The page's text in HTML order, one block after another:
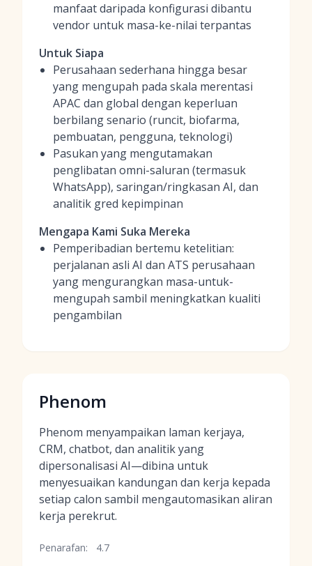
manfaat daripada konfigurasi dibantu
vendor untuk masa-ke-nilai terpantas
Untuk Siapa
Perusahaan sederhana hingga besar
yang mengupah pada skala merentasi
APAC dan global dengan keperluan
berbilang senario (runcit, biofarma,
pembuatan, pengguna, teknologi)
Pasukan yang mengutamakan
penglibatan omni-saluran (termasuk
WhatsApp), saringan/ringkasan AI, dan
analitik gred kepimpinan
Mengapa Kami Suka Mereka
Pemperibadian bertemu ketelitian:
perjalanan asli AI dan ATS perusahaan
yang mengurangkan masa-untuk-
mengupah sambil meningkatkan kualiti
pengambilan
Phenom
Phenom menyampaikan laman kerjaya,
CRM, chatbot, dan analitik yang
dipersonalisasi AI—dibina untuk
menyesuaikan kandungan dan kerja kepada
setiap calon sambil mengautomasikan aliran
kerja perekrut.
Penarafan: 4.7